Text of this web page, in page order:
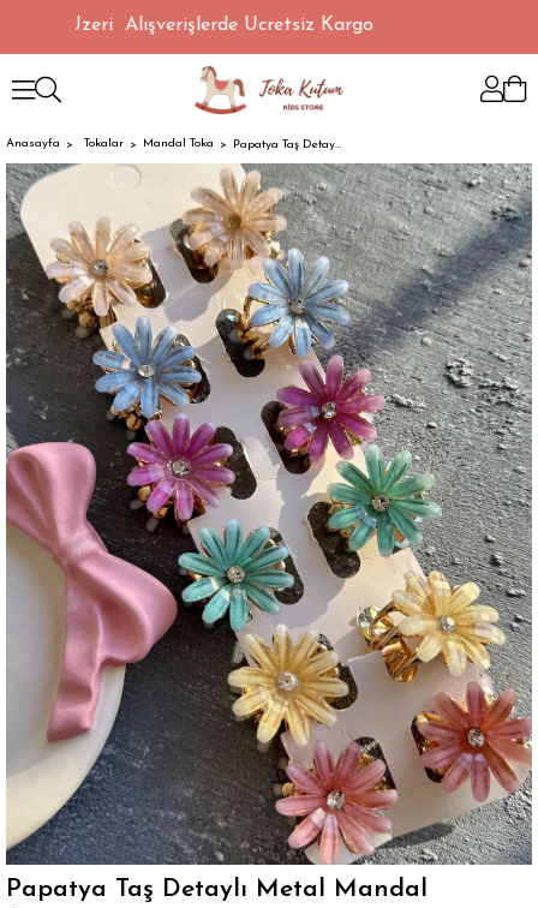
TL Üzeri Alışverişlerde Ücretsiz Kargo
Anasayfa Tokalar Mandal Toka Papatya Taş Detaylı Metal Mandal
Papatya Taş Detaylı Metal Mandal